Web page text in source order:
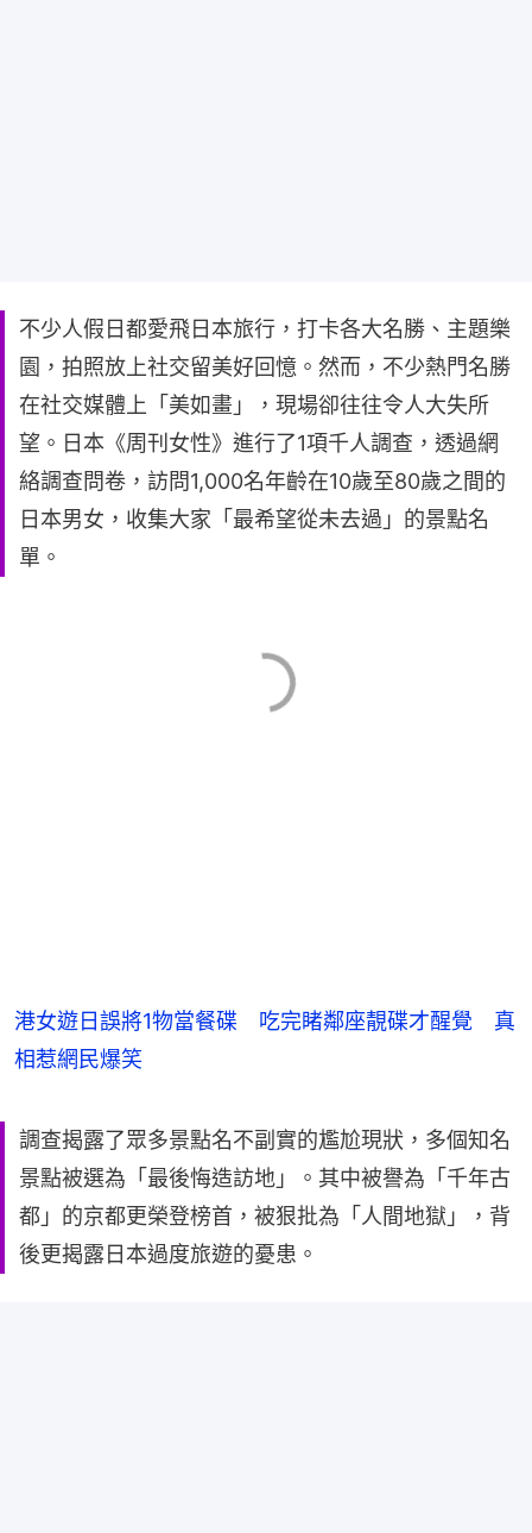
不少人假日都愛飛日本旅行，打卡各大名勝、主題樂
園，拍照放上社交留美好回憶。然而，不少熱門名勝
在社交媒體上「美如畫」，現場卻往往令人大失所
望。日本《周刊女性》進行了1項千人調查，透過網
絡調查問卷，訪問1,000名年齡在10歲至80歲之間的
日本男女，收集大家「最希望從未去過」的景點名
單。
港女遊日誤將1物當餐碟 吃完睹鄰座靚碟才醒覺 真
相惹網民爆笑
調查揭露了眾多景點名不副實的尷尬現狀，多個知名
景點被選為「最後悔造訪地」。其中被譽為「千年古
都」的京都更榮登榜首，被狠批為「人間地獄」，背
後更揭露日本過度旅遊的憂患。